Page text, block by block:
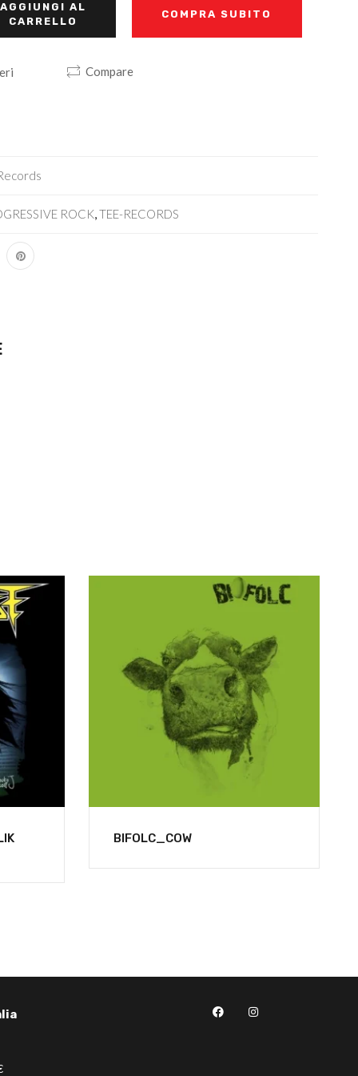
AGGIUNGI AL
CARRELLO
COMPRA SUBITO
Compare
ROCK,TEE-RECORDS
BIFOLC_COW